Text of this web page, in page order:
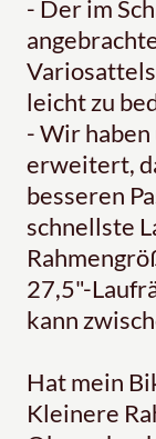
- Der im
leicht zu
- Wir
erweitert,
besseren
schnellste
27,5"-
kann
Hat mein
Kleinere